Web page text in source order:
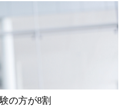
の実施 ・提案書の
ゼンテーション ・
込んだプロジェク
ィン
・デジタル技術を
題解決と事業変革
・数年後を見据え
ップの作成、実行
詳細化 ・顧客役員
の方が8割